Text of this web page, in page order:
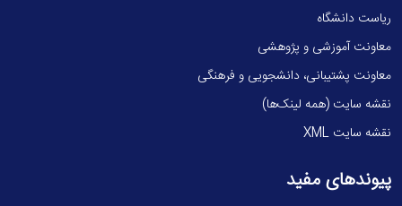
ریاست دانشگاه
معاونت آموزشی و پژوهشی
معاونت پشتیبانی، دانشجویی و فرهنگی
نقشه سایت (همه لینک‌ها)
نقشه سایت XML
پیوندهای مفید